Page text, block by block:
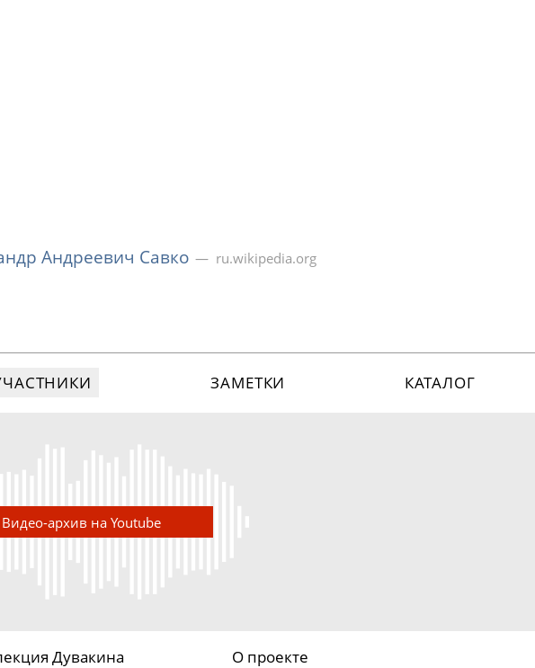
Андреевич Савко ru.wikipedia.org
ЗАМЕТКИ КАТАЛОГ
Видео-архив на Youtube
Дувакина О проекте